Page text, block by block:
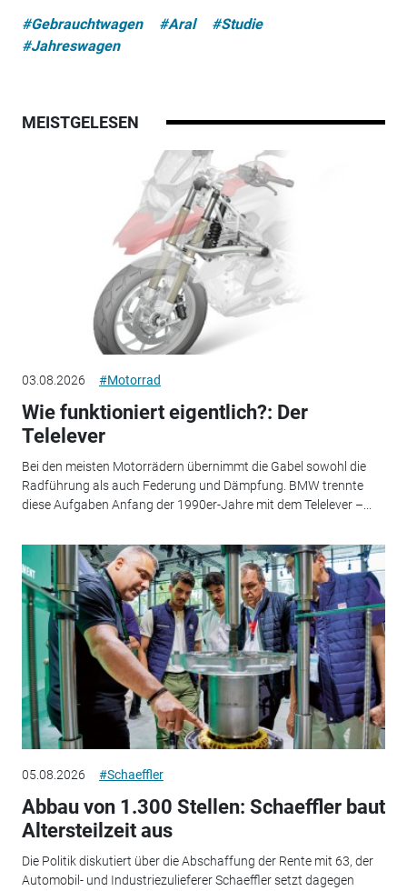
#Gebrauchtwagen #Aral
#Studie
#Jahreswagen
MEISTGELESEN
03.08.2026 #Motorrad
Wie funktioniert eigentlich?: Der
Telelever
Bei den meisten Motorrädern übernimmt die Gabel sowohl die
Radführung als auch Federung und Dämpfung. BMW trennte
diese Aufgaben Anfang der 1990er-Jahre mit dem Telelever –...
05.08.2026 #Schaeffler
Abbau von 1.300 Stellen: Schaeffler baut
Altersteilzeit aus
Die Politik diskutiert über die Abschaffung der Rente mit 63, der
Automobil- und Industriezulieferer Schaeffler setzt dagegen